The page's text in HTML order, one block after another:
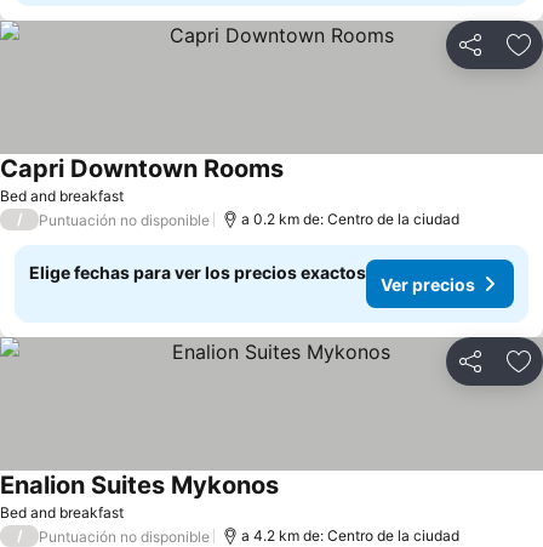
Compartir
Bed and breakfast
Capri Downtown Rooms
/ Puntuación no disponible a 0.2 km de: Centro de la ciudad
Elige fechas para ver los precios exactos
Ver precios
Compartir
Bed and breakfast
Enalion Suites Mykonos
/ Puntuación no disponible a 4.2 km de: Centro de la ciudad